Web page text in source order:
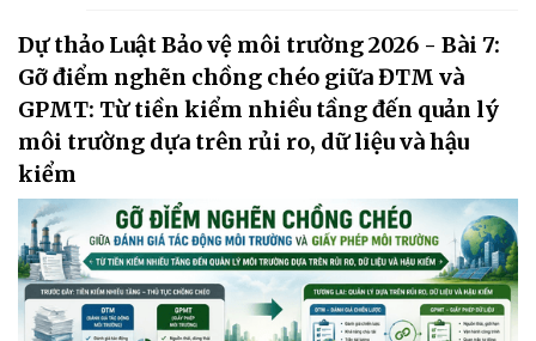
Dự thảo Luật Bảo vệ môi trường 2026 - Bài 7:
Gỡ điểm nghẽn chồng chéo giữa ĐTM và
GPMT: Từ tiền kiểm nhiều tầng đến quản lý
môi trường dựa trên rủi ro, dữ liệu và hậu
kiểm